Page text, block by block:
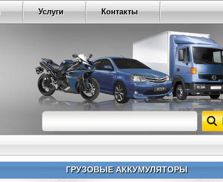
Услуги Контакты
ГРУЗОВЫЕ АККУМУЛЯТОРЫ